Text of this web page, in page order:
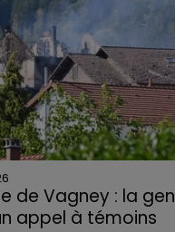
de Vagney : la
appel à témoins